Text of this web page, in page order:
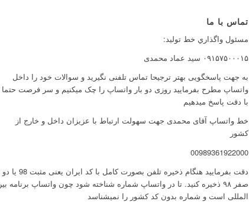
تماس با ما
مسئول واگذاري خط توليد:
۰۹۱۵۷۵۰۰۰۱۵ سید عماد محمدی
به جهت پاسخگویی بهتر ترجیحا تماس تلفنی نگیرید و سوالات خود را داخل
واتساپ مطرح بفرمایید روزی دو بار واتساپ را چک میکنیم و سر فرصت حتما
با دقت پاسخ میدهیم
خط واتساپ آقای محمدی جهت سهولت ارتباط با عزیزان داخل و خارج از
کشور
00989361922000
دقت بفرمایید هنگام ذخیره تلفن بصورت کامل با کد ایران یعنی مثبت 98 یا دو
صفر ۹۸ ذخیره کنید. تا در واتساپ شماره شناخته شود چون واتساپ برنامه
المللی است و شماره بدون کد کشور را نمیشناسد